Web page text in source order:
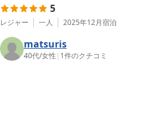
5
レジャー 一人 2025年12月宿泊
matsuris
40代/女性 | 1件のクチコミ